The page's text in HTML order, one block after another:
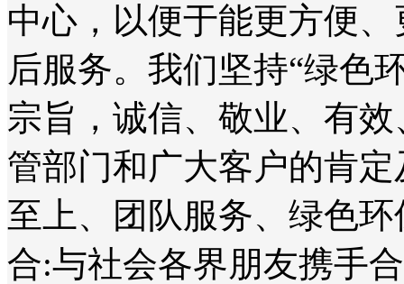
中心，以便于能更方便
后服务。我们坚持“绿色
宗旨，诚信、敬业、有
管部门和广大客户的肯
至上、团队服务、绿色
合:与社会各界朋友携手